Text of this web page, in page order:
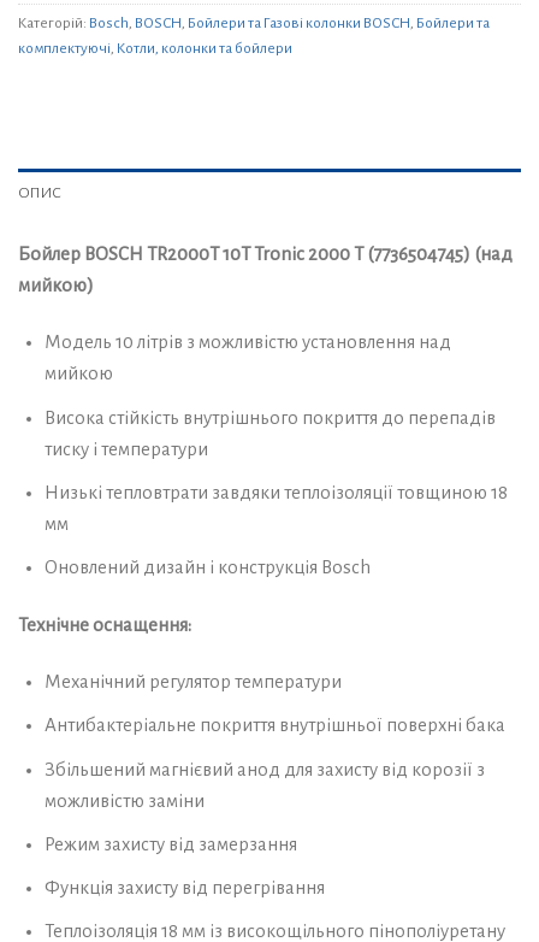
Категорій: Bosch, BOSCH, Бойлери та Газові колонки BOSCH, Бойлери та
комплектуючі, Котли, колонки та бойлери
ОПИС
Бойлер BOSCH TR2000T 10T Tronic 2000 T (7736504745) (над
мийкою)
Модель 10 літрів з можливістю установлення над
мийкою
Висока стійкість внутрішнього покриття до перепадів
тиску і температури
Низькі тепловтрати завдяки теплоізоляції товщиною 18
мм
Оновлений дизайн і конструкція Bosch
Технічне оснащення:
Механічний регулятор температури
Антибактеріальне покриття внутрішньої поверхні бака
Збільшений магнієвий анод для захисту від корозії з
можливістю заміни
Режим захисту від замерзання
Функція захисту від перегрівання
Теплоізоляція 18 мм із високощільного пінополіуретану